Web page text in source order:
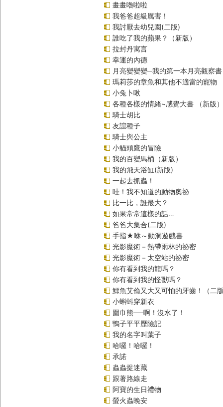
畫畫嚕啦啦
我爸爸超級厲害！
我討厭去幼兒園(二版)
誰吃了我的蘋果？（新版）
拉封丹寓言
幸運的內德
月亮變變變─我的第一本月亮觀察書
瑪莉莎的章魚和其他不適當的寵物
小兔卜啾
各種各樣的情緒~感覺大書 （新版）
騎士胡比
友誼種子
騎士與公主
小貓頭鷹的冒險
我的百變馬桶（新版）
我的飛天浴缸(新版)
一起去抓蟲！
哇！我不知道的動物奧祕
比一比，誰最大？
如果常常這樣的話…
爸爸大集合(二版)
手指★咻～動洞遊戲書
光影魔術－熱帶雨林的祕密
光影魔術－太空站的祕密
你有看到我的龍嗎？
你有看到我的怪獸嗎？
鱷魚艾倫又大又可怕的牙齒！（二
小蝌蚪穿新衣
圍巾熊──啊！沒水了！
鴨子平平歷險記
我的名字叫葉子
哈囉！哈囉！
承諾
蟲蟲捉迷藏
跟著路線走
阿寶的生日禮物
螢火蟲晚安